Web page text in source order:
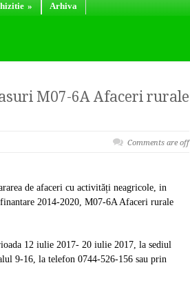
» Arhiva
M07-6A Afaceri rurale
Comments are off
de afaceri cu activități neagricole, in
2014-2020, M07-6A Afaceri rurale
12 iulie 2017- 20 iulie 2017, la sediul
9-16, la telefon 0744-526-156 sau prin